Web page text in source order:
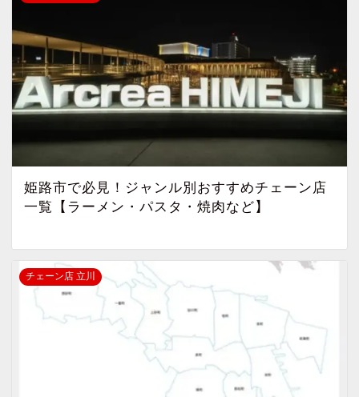
姫路市で必見！ジャンル別おすすめチェーン店
一覧【ラーメン・パスタ・焼肉など】
チェーン店 立川